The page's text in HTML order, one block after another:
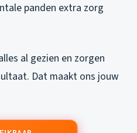
panden extra zorg
al gezien en zorgen
Dat maakt ons jouw